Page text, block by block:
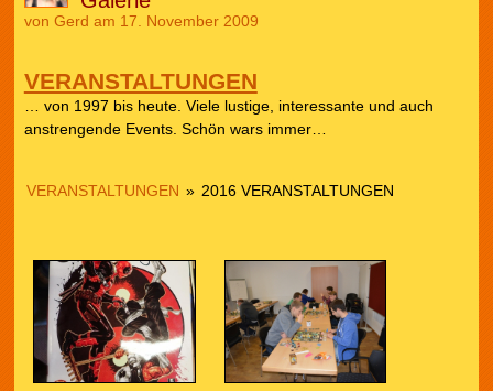
von Gerd am 17. November 2009
VERANSTALTUNGEN
… von 1997 bis heute. Viele lustige, interessante und auch
anstrengende Events. Schön wars immer…
VERANSTALTUNGEN » 2016 VERANSTALTUNGEN